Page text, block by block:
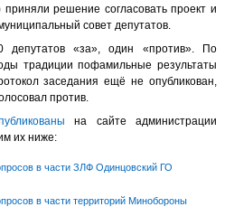
решение согласовать проект и
совет депутатов.
депутатов «за», один «против». По
традиции пофамильные результаты
заседания ещё не опубликован,
против.
на сайте администрации
их ниже:
в части ЗЛФ Одинцовский ГО
в части территорий Минобороны